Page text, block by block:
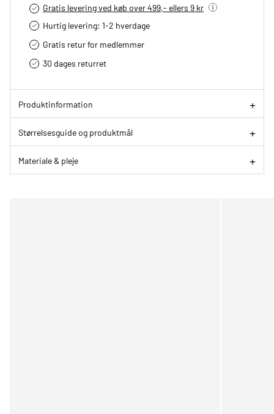
Gratis levering ved køb over 499,- ellers 9 kr
Hurtig levering­: 1-2 hverdage
Gratis retur for medlemmer
30 dages returret
Produktinformation
Størrelsesguide og produktmål
Materiale & pleje